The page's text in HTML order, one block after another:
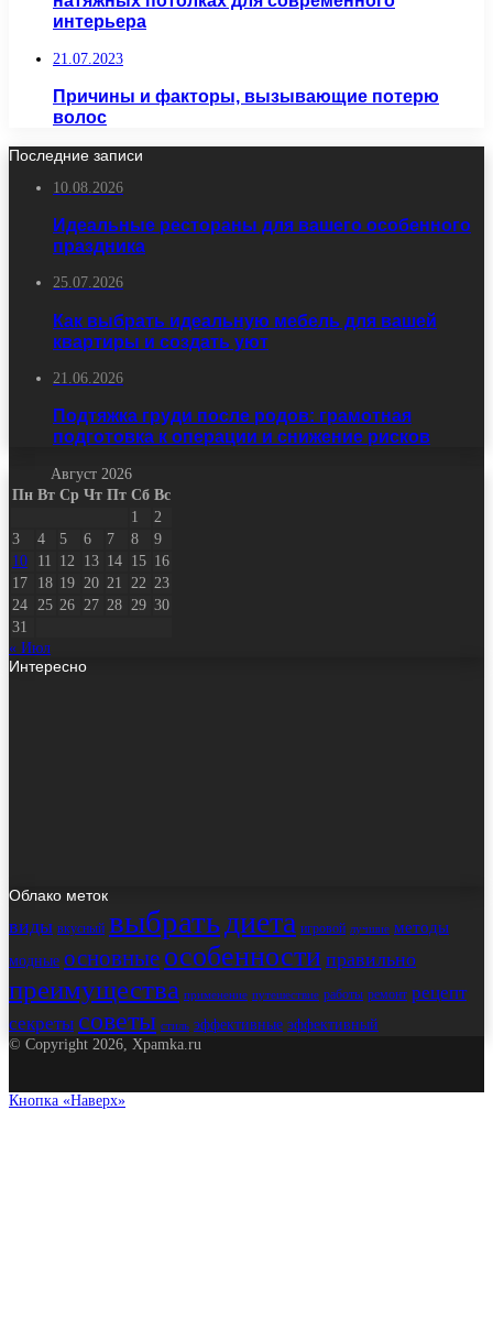
интерьера
21.07.2023
Причины и факторы, вызывающие потерю
волос
Последние записи
10.08.2026
Идеальные рестораны для вашего особенного
праздника
25.07.2026
Как выбрать идеальную мебель для вашей
квартиры и создать уют
21.06.2026
Подтяжка груди после родов: грамотная
подготовка к операции и снижение рисков
Август 2026
Пн Вт Ср Чт Пт Сб Вс
1
2
3
4 5 6 7 8
9
10
11 12 13 14 15 16
17
18 19 20 21 22 23
24
25 26 27 28 29 30
31
« Июл
Интересно
Облако меток
виды вкусный выбратьдиета игровой лучшие методы
модные основные особенности правильно
преимущества применение путешествие работы ремонт рецепт
секреты советы стиль эффективные эффективный
© Copyright 2026, Xpamka.ru
Кнопка «Наверх»